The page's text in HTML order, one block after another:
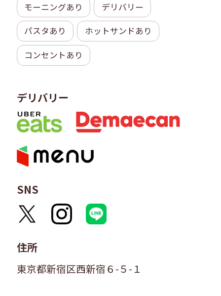
モーニングあり デリバリー
パスタあり ホットサンドあり
コンセントあり
デリバリー
SNS
住所
東京都新宿区西新宿６-５-１